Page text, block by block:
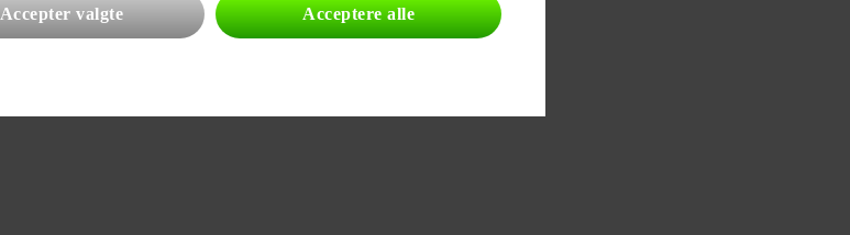
Accepter valgte Acceptere alle